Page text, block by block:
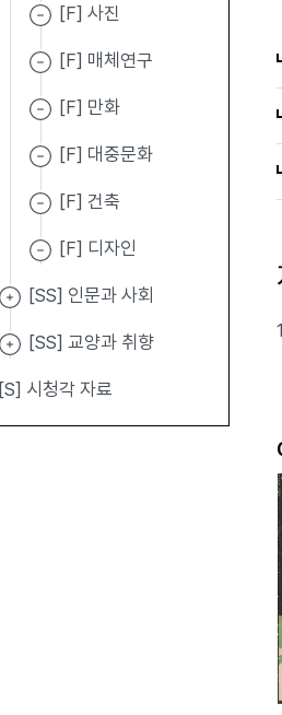
[F] 사진
[F] 매체연구
[F] 만화
[F] 대중문화
[F] 건축
[F] 디자인
[SS] 인문과 사회
[SS] 교양과 취향
[S] 시청각 자료